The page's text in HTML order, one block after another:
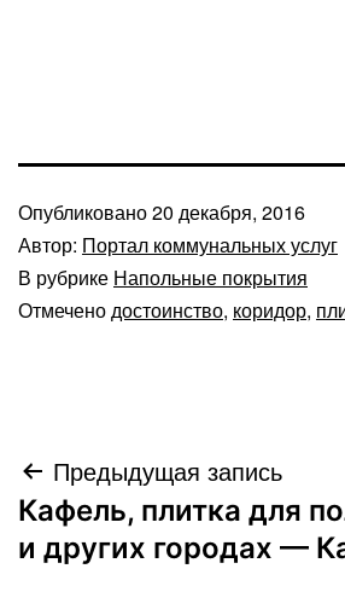
Опубликовано20 декабря, 2016
Автор: Портал коммунальных услуг
В рубрике Напольные покрытия
Отмечено достоинство, коридор,
Навигация
по
Предыдущая запись
Кафель, плитка для
и других городах —